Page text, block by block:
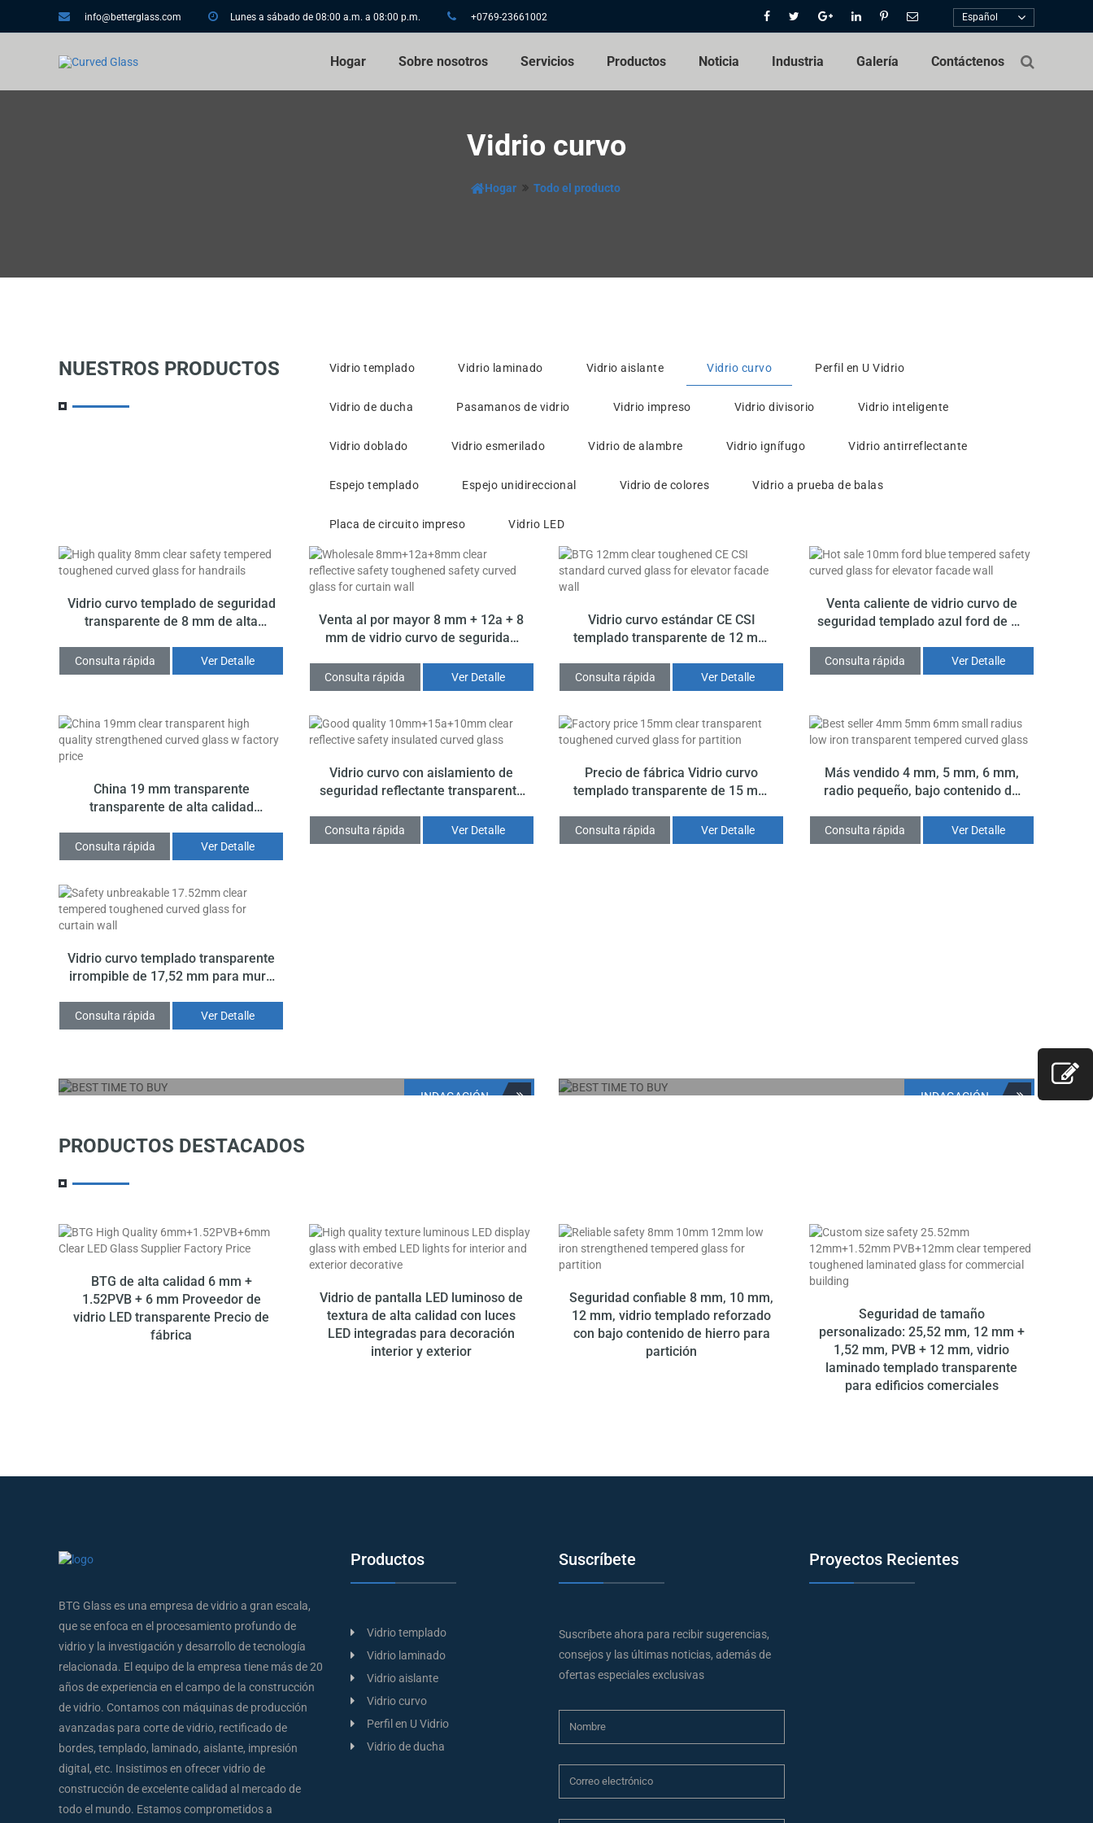
info@betterglass.com Lunes a sábado de 08:00 a.m. a 08:00 p.m. +0769-23661002 Español
Hogar Sobre nosotros Servicios Productos Noticia Industria Galería Contáctenos
Vidrio curvo
Hogar Todo el producto
NUESTROS PRODUCTOS Vidrio templado Vidrio laminado Vidrio aislante Vidrio curvo Perfil en U Vidrio
Vidrio de ducha Pasamanos de vidrio Vidrio impreso Vidrio divisorio Vidrio inteligente
Vidrio doblado Vidrio esmerilado Vidrio de alambre Vidrio ignífugo Vidrio antirreflectante
Espejo templado Espejo unidireccional Vidrio de colores Vidrio a prueba de balas
Placa de circuito impreso Vidrio LED
Vidrio curvo templado de seguridad
transparente de 8 mm de alta
Consulta rápida Ver Detalle
Venta al por mayor 8 mm + 12a + 8
mm de vidrio curvo de seguridad
transparente para muro cortina
Consulta rápida Ver Detalle
Vidrio curvo estándar CE CSI
templado transparente de 12 mm
ascensor
Consulta rápida Ver Detalle
Venta caliente de vidrio curvo de
seguridad templado azul ford de 10
ascensor
Consulta rápida Ver Detalle
China 19 mm transparente
transparente de alta calidad
fábrica
Consulta rápida Ver Detalle
Vidrio curvo con aislamiento de
seguridad reflectante transparente
calidad
Consulta rápida Ver Detalle
Precio de fábrica Vidrio curvo
templado transparente de 15 mm
Consulta rápida Ver Detalle
Más vendido 4 mm, 5 mm, 6 mm,
radio pequeño, bajo contenido de
Consulta rápida Ver Detalle
Vidrio curvo templado transparente
irrompible de 17,52 mm para muro
Consulta rápida Ver Detalle
NUESTRO PRODUCTO
10% DE REEMBOLSO
INDAGACIÓN INDAGACIÓN
PRODUCTOS DESTACADOS
BTG de alta calidad 6 mm +
1.52PVB + 6 mm Proveedor de
vidrio LED transparente Precio de
fábrica
Vidrio de pantalla LED luminoso de
textura de alta calidad con luces
LED integradas para decoración
interior y exterior
Seguridad confiable 8 mm, 10 mm,
12 mm, vidrio templado reforzado
con bajo contenido de hierro para
partición
Seguridad de tamaño
personalizado: 25,52 mm, 12 mm +
1,52 mm, PVB + 12 mm, vidrio
laminado templado transparente
para edificios comerciales
BTG Glass es una empresa de vidrio a gran escala,
que se enfoca en el procesamiento profundo de
vidrio y la investigación y desarrollo de tecnología
relacionada. El equipo de la empresa tiene más de 20
años de experiencia en el campo de la construcción
de vidrio. Contamos con máquinas de producción
avanzadas para corte de vidrio, rectificado de
bordes, templado, laminado, aislante, impresión
digital, etc. Insistimos en ofrecer vidrio de
construcción de excelente calidad al mercado de
todo el mundo. Estamos comprometidos a
Productos
Vidrio templado
Vidrio laminado
Vidrio aislante
Vidrio curvo
Perfil en U Vidrio
Vidrio de ducha
Suscríbete
Suscríbete ahora para recibir sugerencias,
consejos y las últimas noticias, además de
ofertas especiales exclusivas
Proyectos Recientes